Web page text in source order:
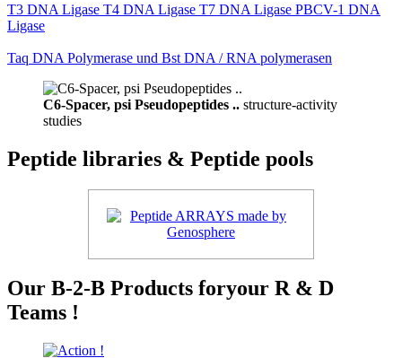
T3 DNA Ligase T4 DNA Ligase T7 DNA Ligase PBCV-1 DNA
Ligase
Taq DNA Polymerase und Bst DNA / RNA polymerasen
C6-Spacer, psi Pseudopeptides .. structure-activity
studies
Peptide libraries & Peptide pools
Our B-2-B Products foryour R & D
Teams !